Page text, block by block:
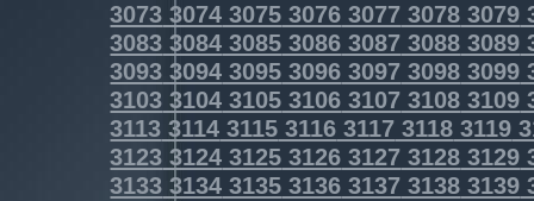
3073 3074 3075 3076 3077 3078 3079
3083 3084 3085 3086 3087 3088 3089
3093 3094 3095 3096 3097 3098 3099
3103 3104 3105 3106 3107 3108 3109
3113 3114 3115 3116 3117 3118 3119
3123 3124 3125 3126 3127 3128 3129
3133 3134 3135 3136 3137 3138 3139